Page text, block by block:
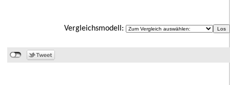
Vergleichsmodell: